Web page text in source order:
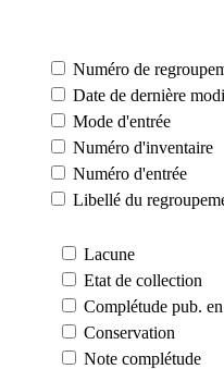
Numéro de
Date de dernière
Mode d'entrée
Numéro d'inventaire
Numéro d'entrée
Libellé du
Lacune
Etat de collection
Complétude pub.
Conservation
Note complétude